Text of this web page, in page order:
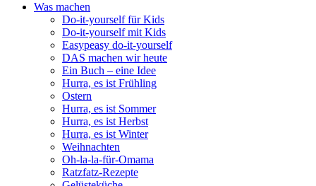
Was machen
Do-it-yourself für Kids
Do-it-yourself mit Kids
Easypeasy do-it-yourself
DAS machen wir heute
Ein Buch – eine Idee
Hurra, es ist Frühling
Ostern
Hurra, es ist Sommer
Hurra, es ist Herbst
Hurra, es ist Winter
Weihnachten
Oh-la-la-für-Omama
Ratzfatz-Rezepte